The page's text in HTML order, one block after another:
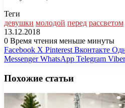
Теги
девушки молодой перед рассветом
13.12.2018
0 Время чтения меньше минуты
Facebook X Pinterest Вконтакте
Messenger WhatsApp Telegram Viber
Похожие статьи